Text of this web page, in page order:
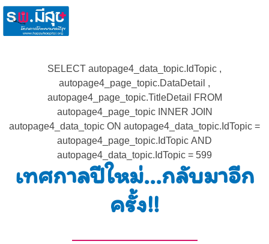
SELECT autopage4_data_topic.IdTopic ,
autopage4_page_topic.DataDetail ,
autopage4_page_topic.TitleDetail FROM
autopage4_page_topic INNER JOIN
autopage4_data_topic ON autopage4_data_topic.IdTopic =
autopage4_page_topic.IdTopic AND
autopage4_data_topic.IdTopic = 599
เทศกาลปีใหม่...กลับมาอีก
ครั้ง!!